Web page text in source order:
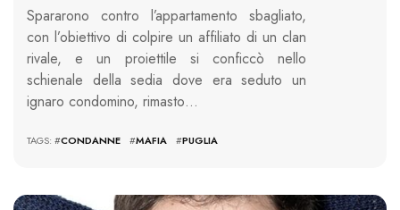
Spararono contro l’appartamento sbagliato,
con l’obiettivo di colpire un affiliato di un clan
rivale, e un proiettile si conficcò nello
schienale della sedia dove era seduto un
ignaro condomino, rimasto…
TAGS: #CONDANNE #MAFIA #PUGLIA